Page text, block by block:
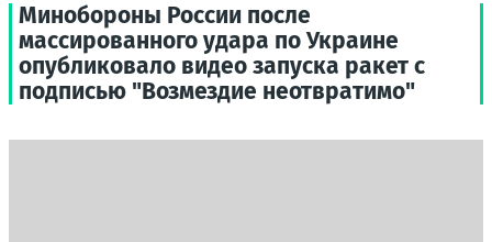
Минобороны России после
массированного удара по Украине
опубликовало видео запуска ракет с
подписью "Возмездие неотвратимо"